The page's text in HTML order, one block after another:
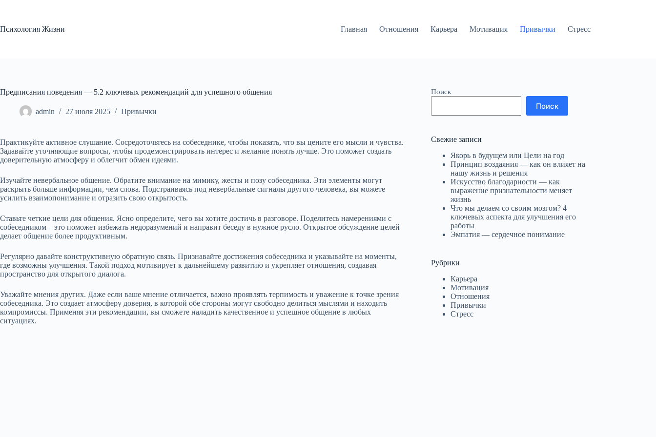
Психология Жизни
Главная Отношения Карьера Мотивация Привычки Стресс
Предписания поведения — 5.2 ключевых рекомендаций для успешного общения
admin 27 июля 2025 Привычки
Практикуйте активное слушание. Сосредоточьтесь на собеседнике, чтобы показать, что вы цените его мысли и чувства.
Задавайте уточняющие вопросы, чтобы продемонстрировать интерес и желание понять лучше. Это поможет создать
доверительную атмосферу и облегчит обмен идеями.
Изучайте невербальное общение. Обратите внимание на мимику, жесты и позу собеседника. Эти элементы могут
раскрыть больше информации, чем слова. Подстраиваясь под невербальные сигналы другого человека, вы можете
усилить взаимопонимание и отразить свою открытость.
Ставьте четкие цели для общения. Ясно определите, чего вы хотите достичь в разговоре. Поделитесь намерениями с
собеседником – это поможет избежать недоразумений и направит беседу в нужное русло. Открытое обсуждение целей
делает общение более продуктивным.
Регулярно давайте конструктивную обратную связь. Признавайте достижения собеседника и указывайте на моменты,
где возможны улучшения. Такой подход мотивирует к дальнейшему развитию и укрепляет отношения, создавая
пространство для открытого диалога.
Уважайте мнения других. Даже если ваше мнение отличается, важно проявлять терпимость и уважение к точке зрения
собеседника. Это создает атмосферу доверия, в которой обе стороны могут свободно делиться мыслями и находить
компромиссы. Применяя эти рекомендации, вы сможете наладить качественное и успешное общение в любых
ситуациях.
Поиск
Поиск
Свежие записи
Якорь в будущем или Цели на год
Принцип воздаяния — как он влияет на
нашу жизнь и решения
Искусство благодарности — как
выражение признательности меняет
жизнь
Что мы делаем со своим мозгом? 4
ключевых аспекта для улучшения его
работы
Эмпатия — сердечное понимание
Рубрики
Карьера
Мотивация
Отношения
Привычки
Стресс